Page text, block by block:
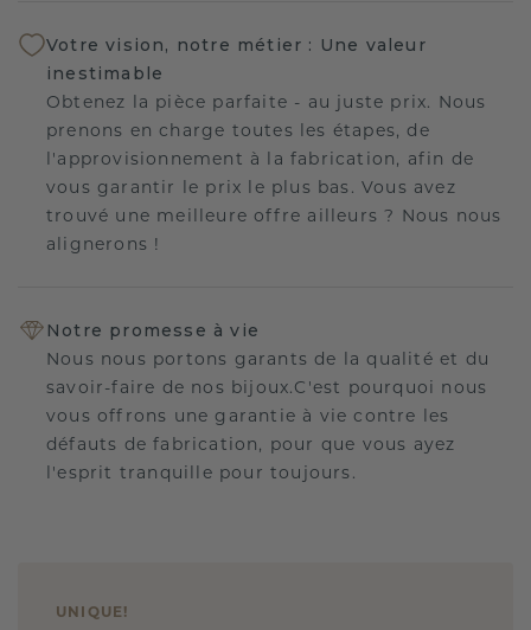
Votre vision, notre métier : Une valeur
inestimable
Obtenez la pièce parfaite - au juste prix. Nous
prenons en charge toutes les étapes, de
l'approvisionnement à la fabrication, afin de
vous garantir le prix le plus bas. Vous avez
trouvé une meilleure offre ailleurs ? Nous nous
alignerons !
Notre promesse à vie
Nous nous portons garants de la qualité et du
savoir-faire de nos bijoux.C'est pourquoi nous
vous offrons une garantie à vie contre les
défauts de fabrication, pour que vous ayez
l'esprit tranquille pour toujours.
UNIQUE !